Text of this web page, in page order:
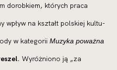
dorob­kiem, któ­rych pra­ca
wpływ na kształt pol­skiej kul­tu­
w kate­go­rii Muzyka poważ­na
. Wyróżniono ją „za